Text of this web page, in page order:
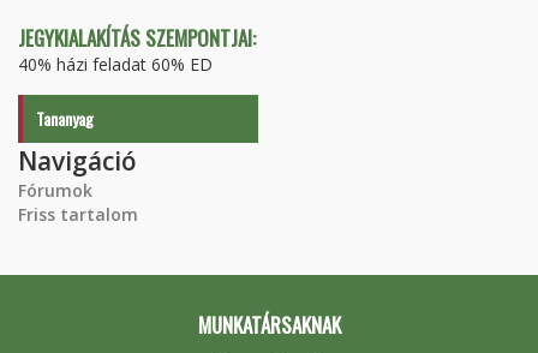
JEGYKIALAKÍTÁS SZEMPONTJAI:
40% házi feladat 60% ED
Tananyag
Navigáció
Fórumok
Friss tartalom
MUNKATÁRSAKNAK